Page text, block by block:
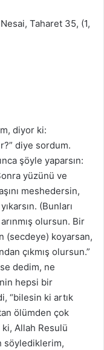
Taharet 35, (1,
diyor ki:
diye sordum.
şöyle yaparsın:
yüzünü ve
meshedersin,
(Bunları
olursun. Bir
(secdeye) koyarsan,
çıkmış olursun.”
dedim, ne
hepsi bir
“bilesin ki artık
ölümden çok
Allah Resulü
söylediklerim,